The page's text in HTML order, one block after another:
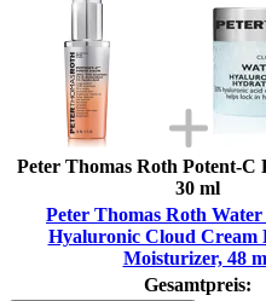
Peter Thomas Roth Potent-C
30 ml
Peter Thomas Roth
Hyaluronic Cloud Cream
Moisturizer, 48
Gesamtpreis: